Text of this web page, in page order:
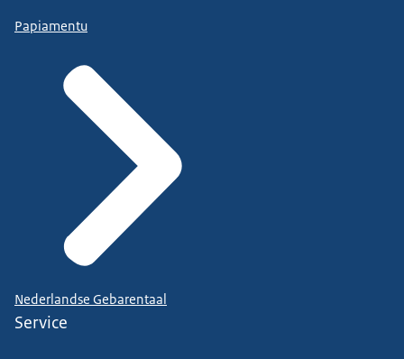
Papiamentu
Nederlandse Gebarentaal
Service